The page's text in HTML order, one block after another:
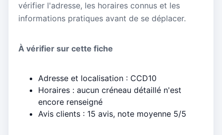
vérifier l'adresse, les horaires connus et les
informations pratiques avant de se déplacer.
À vérifier sur cette fiche
Adresse et localisation : CCD10
Horaires : aucun créneau détaillé n'est
encore renseigné
Avis clients : 15 avis, note moyenne 5/5